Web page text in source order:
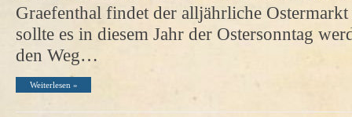
Graefenthal findet der alljährliche
sollte es in diesem Jahr der Ostersonntag
den Weg…
Weiterlesen »